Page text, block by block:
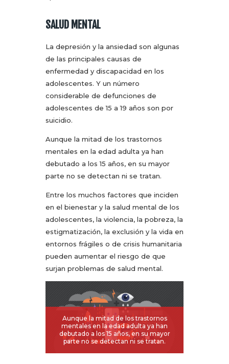
SALUD MENTAL
La depresión y la ansiedad son algunas
de las principales causas de
enfermedad y discapacidad en los
adolescentes. Y un número
considerable de defunciones de
adolescentes de 15 a 19 años son por
suicidio.
Aunque la mitad de los trastornos
mentales en la edad adulta ya han
debutado a los 15 años, en su mayor
parte no se detectan ni se tratan.
Entre los muchos factores que inciden
en el bienestar y la salud mental de los
adolescentes, la violencia, la pobreza, la
estigmatización, la exclusión y la vida en
entornos frágiles o de crisis humanitaria
pueden aumentar el riesgo de que
surjan problemas de salud mental.
Aunque la mitad de los trastornos
mentales en la edad adulta ya han
debutado a los 15 años, en su mayor
parte no se detectan ni se tratan.